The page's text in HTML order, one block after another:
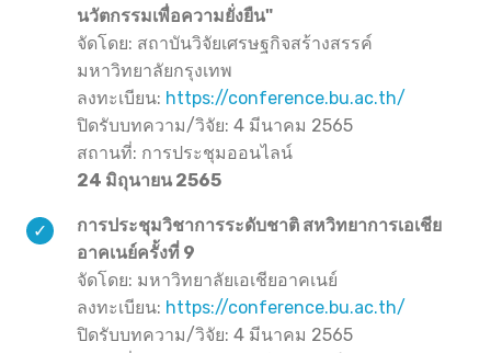
นวัตกรรมเพื่อความยั่งยืน"
จัดโดย: สถาบันวิจัยเศรษฐกิจสร้างสรรค์
มหาวิทยาลัยกรุงเทพ
ลงทะเบียน: https://conference.bu.ac.th/
ปิดรับบทความ/วิจัย: 4 มีนาคม 2565
สถานที่: การประชุมออนไลน์
24 มิถุนายน 2565
การประชุมวิชาการระดับชาติ สหวิทยาการเอเชีย
อาคเนย์ครั้งที่ 9
จัดโดย: มหาวิทยาลัยเอเชียอาคเนย์
ลงทะเบียน: https://conference.bu.ac.th/
ปิดรับบทความ/วิจัย: 4 มีนาคม 2565